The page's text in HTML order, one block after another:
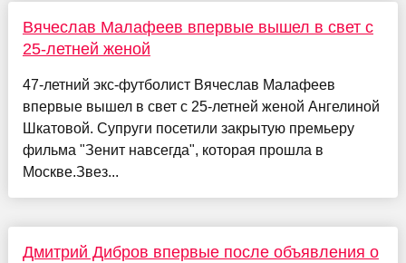
Вячеслав Малафеев впервые вышел в свет с
25-летней женой
47-летний экс-футболист Вячеслав Малафеев
впервые вышел в свет с 25-летней женой Ангелиной
Шкатовой. Супруги посетили закрытую премьеру
фильма "Зенит навсегда", которая прошла в
Москве.Звез...
Дмитрий Дибров впервые после объявления о